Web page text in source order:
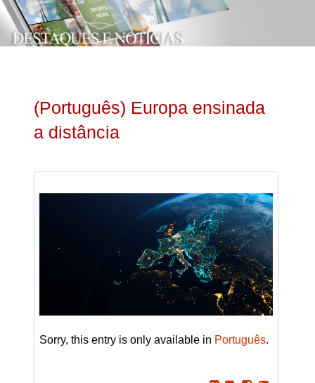
pesquisa
(Português) Europa ensinada
a distância
Sorry, this entry is only available in Português.